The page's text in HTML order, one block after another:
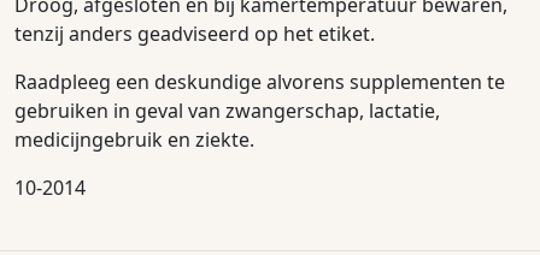
tenzij anders geadviseerd op het etiket.
Raadpleeg een deskundige alvorens supplementen te
gebruiken in geval van zwangerschap, lactatie,
medicijngebruik en ziekte.
10-2014